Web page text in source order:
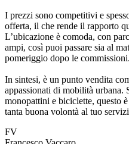
I prezzi sono competitivi e
offerta, il che rende il rapporto
L’ubicazione è comoda, con
ampi, così puoi passare sia al
pomeriggio dopo le commissioni.
In sintesi, è un punto vendita
appassionati di mobilità urbana.
monopattini e biciclette, questo
tanta buona volontà al tuo
FV